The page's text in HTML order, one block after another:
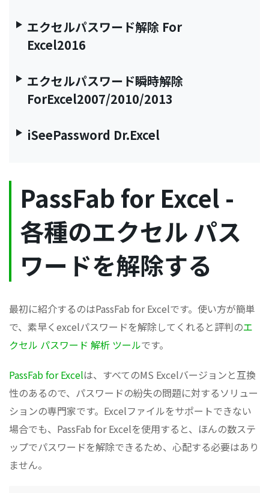
エクセルパスワード解除 For
Excel2016
エクセルパスワード瞬時解除
ForExcel2007/2010/2013
iSeePassword Dr.Excel
PassFab for Excel -
各種のエクセル パス
ワードを解除する
最初に紹介するのはPassFab for Excelです。使い方が簡単
で、素早くexcelパスワードを解除してくれると評判のエ
クセル パスワード 解析 ツールです。
PassFab for Excelは、すべてのMS Excelバージョンと互換
性のあるので、パスワードの紛失の問題に対するソリュー
ションの専門家です。Excelファイルをサポートできない
場合でも、PassFab for Excelを使用すると、ほんの数ステ
ップでパスワードを解除できるため、心配する必要はあり
ません。